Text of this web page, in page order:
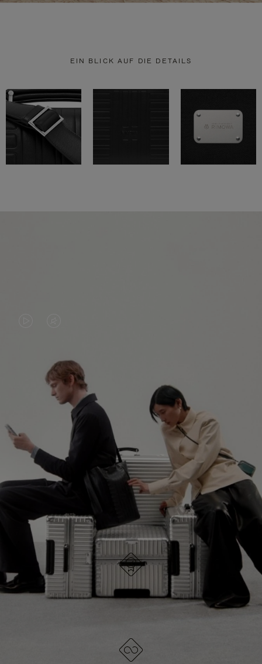
EIN BLICK AUF DIE DETAILS
IST
NICHT
PAUSIERT,
BITTE
DRÜCKEN
SIE,
ES
ANZUHALTEN
STUMMGESCHALTET,
BITTE
KLICKEN
SIE
ZUM
AUFHEBEN
STUMMSCHALTUNG
ENTDECKEN SIE NOCH MEHR
HIER GELANGEN SIE ZU ALLEN RIMOWA
TASCHEN
DESIGNED IN DEUTSCHLAND
Jedes Stück wird auf Qualität geprüft und sorgfältig